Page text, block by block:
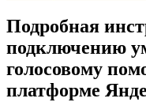
Подробная
подключению
голосовому
платформе